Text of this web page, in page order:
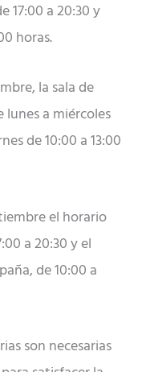
17:00 a 20:30 y
horas.
la sala de
a miércoles
de 10:00 a 13:00
el horario
a 20:30 y el
de 10:00 a
son necesarias